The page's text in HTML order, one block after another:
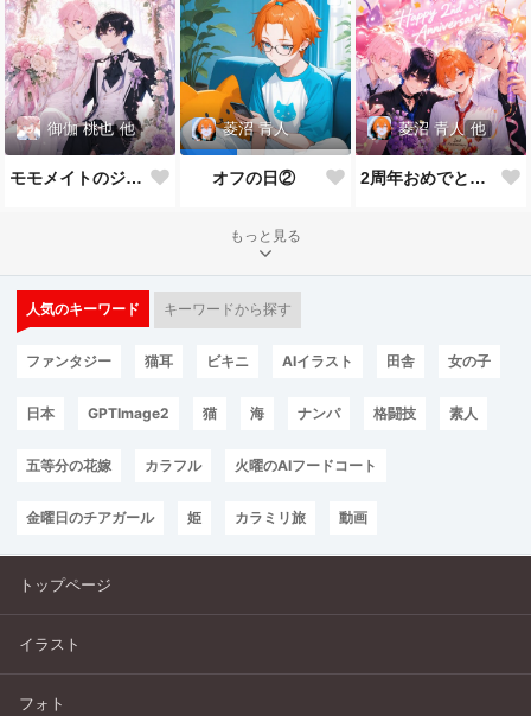
御伽 桃也 他
モモメイトのジューンブライド*:✨\( ॑˘ ॑◍\ 💒💍 ﾉ◍ ॑˘ ॑ )ﾉ✨:*
菱沼 青人
オフの日②
菱沼 青人 他
2周年おめでとうございます🎉🎂
もっと見る
人気のキーワード キーワードから探す
ファンタジー 猫耳 ビキニ AIイラスト 田舎 女の子
日本 GPTImage2 猫 海 ナンパ 格闘技 素人
五等分の花嫁 カラフル 火曜のAIフードコート
金曜日のチアガール 姫 カラミリ旅 動画
トップページ
イラスト
フォト